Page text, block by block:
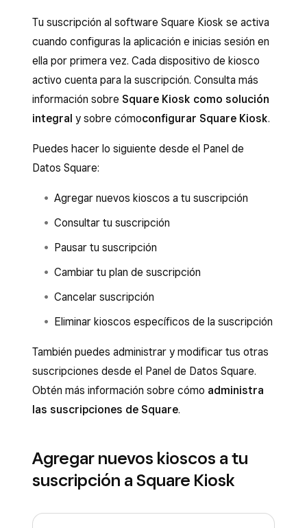
Tu suscripción al software Square Kiosk se activa
cuando configuras la aplicación e inicias sesión en
ella por primera vez. Cada dispositivo de kiosco
activo cuenta para la suscripción. Consulta más
información sobre Square Kiosk como solución
integral y sobre cómoconfigurar Square Kiosk.
Puedes hacer lo siguiente desde el Panel de
Datos Square:
Agregar nuevos kioscos a tu suscripción
Consultar tu suscripción
Pausar tu suscripción
Cambiar tu plan de suscripción
Cancelar suscripción
Eliminar kioscos específicos de la suscripción
También puedes administrar y modificar tus otras
suscripciones desde el Panel de Datos Square.
Obtén más información sobre cómo administra
las suscripciones de Square.
Agregar nuevos kioscos a tu
suscripción a Square Kiosk